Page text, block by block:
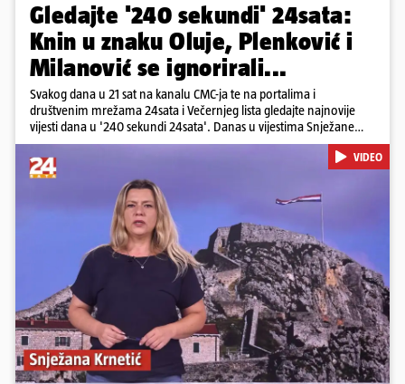
Gledajte '240 sekundi' 24sata:
Knin u znaku Oluje, Plenković i
Milanović se ignorirali...
Svakog dana u 21 sat na kanalu CMC-ja te na portalima i
društvenim mrežama 24sata i Večernjeg lista gledajte najnovije
vijesti dana u '240 sekundi 24sata'. Danas u vijestima Snježane
Krnetić: Hrvatska je obilježila 31. obljetnicu Oluje, a pažnju je
privuklo ignoriranje predsjednika Zorana Milanovića i premijera
Andreja Plenkovića u Kninu. Donosimo i detalje o većim
braniteljskim mirovinama, apelu obitelji Hrvata u komi u Irskoj,
upozorenjima nakon nove tragedije na električnom romobilu te
smanjenju proizvodnje u nuklearnoj elektrani Krško.
Pokretanje videa...
VIDEO